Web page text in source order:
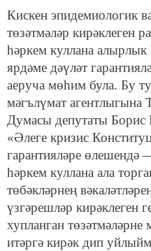
Кискен эпидемиологик
төзәтмәләр кирәклеген
һәркем куллана
ярдәме дәүләт
аеруча мөһим була. Бу
мәгълүмат агентлыгына
Думасы депутаты Борис
«Әлеге кризис
гарантияләре өлешендә
һәркем куллана ала
төбәкләрнең
үзгәрешләр кирәклеген
хупланган
итәргә кирәк дип